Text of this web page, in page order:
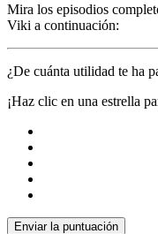
Mira los episodios
Viki a continuación:
¿De cuánta utilidad te ha
¡Haz clic en una estrella
Enviar la puntuación